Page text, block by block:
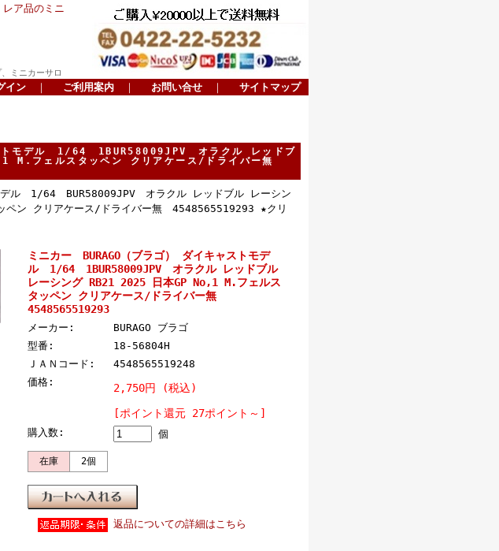
ア品のミニ
ミニカーサロ
イン ｜ ご利用案内 ｜ お問い合せ ｜ サイトマップ
トモデル 1/64 1BUR58009JPV オラクル レッドブ
フェルスタッペン クリアケース/ドライバー無
デル 1/64 BUR58009JPV オラクル レッドブル レーシン
ン クリアケース/ドライバー無 4548565519293 ★クリ
ミニカー BURAGO（ブラゴ） ダイキャストモデ
ル 1/64 1BUR58009JPV オラクル レッドブル
レーシング RB21 2025 日本GP No,1 M.フェルス
タッペン クリアケース/ドライバー無
4548565519293
メーカー:
BURAGO ブラゴ
型番:
18-56804H
ＪＡＮコード:
4548565519248
価格:
2,750円 (税込)
[ポイント還元 27ポイント～]
購入数: 個
在庫 2個
返品についての詳細はこちら